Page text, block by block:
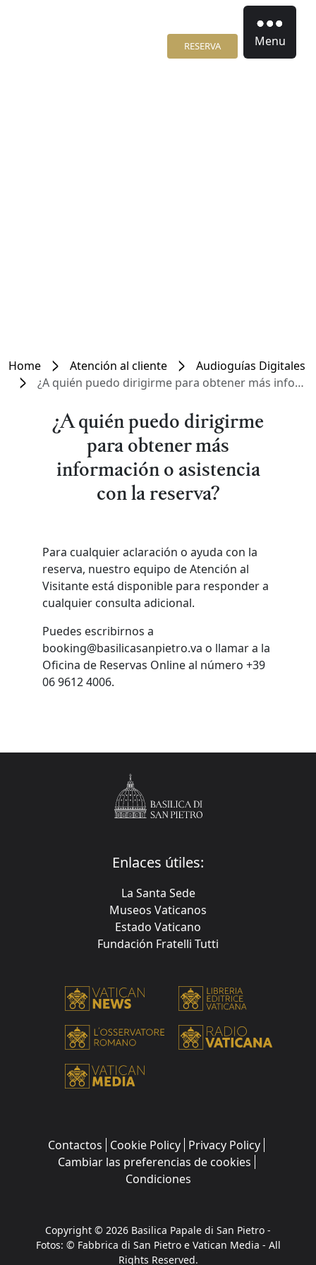
RESERVA Menu
Home Atención al cliente
Audioguías Digitales
¿A quién puedo dirigirme para obtener más información o asistencia con la reserva?
¿A quién puedo dirigirme
para obtener más
información o asistencia
con la reserva?
Para cualquier aclaración o ayuda con la
reserva, nuestro equipo de Atención al
Visitante está disponible para responder a
cualquier consulta adicional.
Puedes escribirnos a
booking@basilicasanpietro.va o llamar a la
Oficina de Reservas Online al número +39
06 9612 4006.
Enlaces útiles:
La Santa Sede
Museos Vaticanos
Estado Vaticano
Fundación Fratelli Tutti
Contactos Cookie Policy Privacy Policy
Cambiar las preferencias de cookies
Condiciones
Copyright © 2026 Basilica Papale di San Pietro -
Fotos: © Fabbrica di San Pietro e Vatican Media - All
Rights Reserved.